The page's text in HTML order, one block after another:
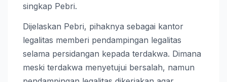
singkap Pebri.
Dijelaskan Pebri, pihaknya sebagai kantor
legalitas memberi pendampingan legalitas
selama persidangan kepada terdakwa. Dimana
meski terdakwa menyetujui bersalah, namun